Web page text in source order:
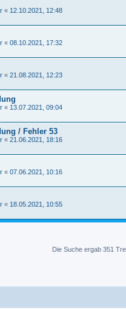
« 12.10.2021, 12:48
« 08.10.2021, 17:32
« 21.08.2021, 12:23
« 13.07.2021, 09:04
/ Fehler 53
« 21.06.2021, 18:16
« 07.06.2021, 10:16
« 18.05.2021, 10:55
Die Suche ergab 351